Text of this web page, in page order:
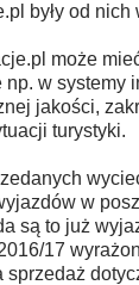
były od nich
może
w systemy
jakości,
turystyki.
w
są to już
17
sprzedaż